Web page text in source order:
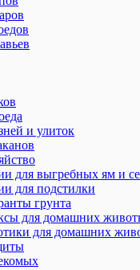
и улиток
для выгребных ям и
для подстилки
грунта
для домашних
для домашних